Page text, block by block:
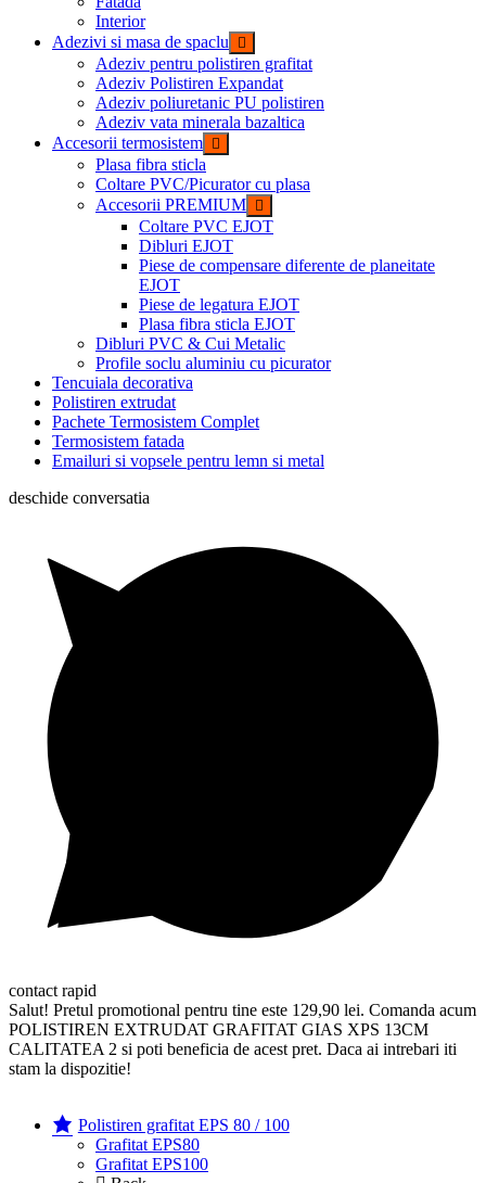
Interior
Adezivi si masa de spaclu
Adeziv pentru polistiren grafitat
Adeziv Polistiren Expandat
Adeziv poliuretanic PU polistiren
Adeziv vata minerala bazaltica
Accesorii termosistem
Plasa fibra sticla
Coltare PVC/Picurator cu plasa
Accesorii PREMIUM
Coltare PVC EJOT
Dibluri EJOT
Piese de compensare diferente de planeitate
EJOT
Piese de legatura EJOT
Plasa fibra sticla EJOT
Dibluri PVC & Cui Metalic
Profile soclu aluminiu cu picurator
Tencuiala decorativa
Polistiren extrudat
Pachete Termosistem Complet
Termosistem fatada
Emailuri si vopsele pentru lemn si metal
deschide conversatia
contact rapid
Salut! Pretul promotional pentru tine este 129,90 lei. Comanda acum
POLISTIREN EXTRUDAT GRAFITAT GIAS XPS 13CM
CALITATEA 2 si poti beneficia de acest pret. Daca ai intrebari iti
stam la dispozitie!
Polistiren grafitat EPS 80 / 100
Grafitat EPS80
Grafitat EPS100